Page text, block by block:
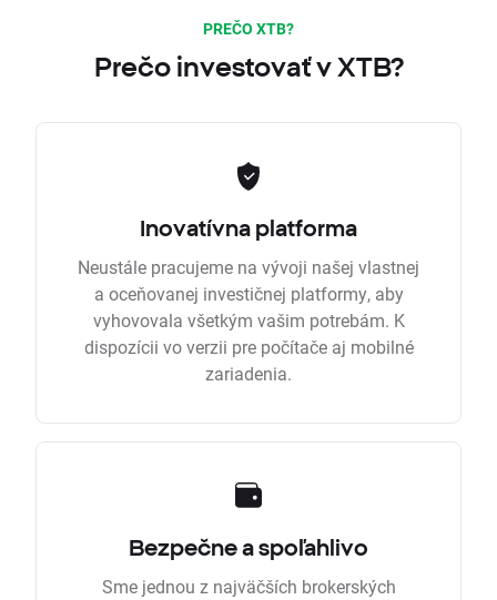
PREČO XTB?
Prečo investovať v XTB?
Inovatívna platforma
Neustále pracujeme na vývoji našej vlastnej
a oceňovanej investičnej platformy, aby
vyhovovala všetkým vašim potrebám. K
dispozícii vo verzii pre počítače aj mobilné
zariadenia.
Bezpečne a spoľahlivo
Sme jednou z najväčších brokerských